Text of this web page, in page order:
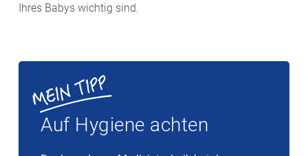
Ihres Babys wichtig sind.
Auf Hygiene achten